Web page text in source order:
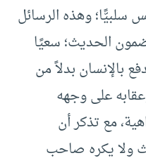
سلبيًّا؛ وهذه الرسائل
الحديث؛ سعيًا
بالإنسان بدلاً من
على وجهه
مع تذكر أن
ولا يكره صاحب